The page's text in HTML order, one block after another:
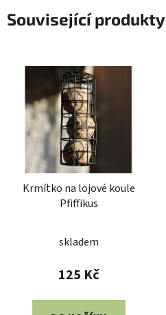
Související produkty
Krmítko na lojové koule
Pfiffikus
hodnocení
produktu
5,0
skladem
125 Kč